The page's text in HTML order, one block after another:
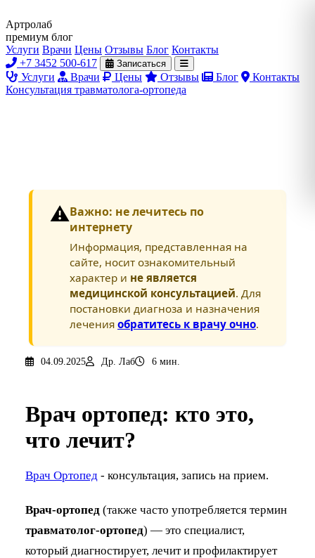
Артролаб
премиум блог
Услуги Врачи Цены Отзывы Блог Контакты
+7 3452 500-617
Записаться
Услуги Врачи Цены Отзывы Блог
Контакты
Консультация травматолога-ортопеда
⚠️Важно: не лечитесь по
интернету
Информация, представленная на
сайте, носит ознакомительный
характер и не является
медицинской консультацией. Для
постановки диагноза и назначения
лечения обратитесь к врачу очно.
04.09.2025 Др. Лаб 6 мин.
Врач ортопед: кто это,
что лечит?
Врач Ортопед - консультация, запись на прием.
Врач-ортопед (также часто употребляется термин
травматолог-ортопед) — это специалист,
который диагностирует, лечит и профилактирует